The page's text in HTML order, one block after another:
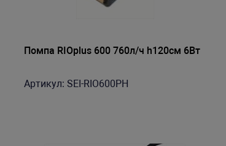
Помпа RIOplus 600 760л/ч h120см 6Bт
Артикул: SEI-RIO600PH